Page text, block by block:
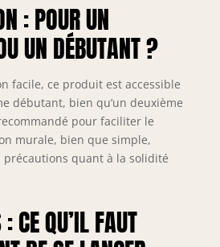
sacs – aussi
pratiques que
décoratives.
SYSTÈME
MODULAIRE &
ÉVOLUTIF –
Combinez
plusieurs portants
pamo pour créer
un espace sur
particuliers et les
professionnels du
: POUR UN
UN DÉBUTANT ?
facile, ce produit est accessible
débutant, bien qu’un deuxième
pour faciliter le
murale, bien que simple,
précautions quant à la solidité
CE QU’IL FAUT